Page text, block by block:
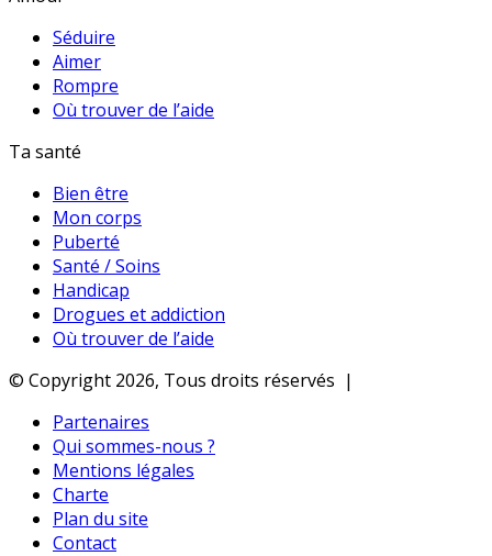
Séduire
Aimer
Rompre
Où trouver de l’aide
Ta santé
Bien être
Mon corps
Puberté
Santé / Soins
Handicap
Drogues et addiction
Où trouver de l’aide
© Copyright 2026, Tous droits réservés |
Partenaires
Qui sommes-nous ?
Mentions légales
Charte
Plan du site
Contact